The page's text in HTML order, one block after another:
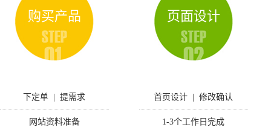
购买产品
下定单 | 提需求
网站资料准备
页面设计
首页设计 | 修改确认
1-3个工作日完成